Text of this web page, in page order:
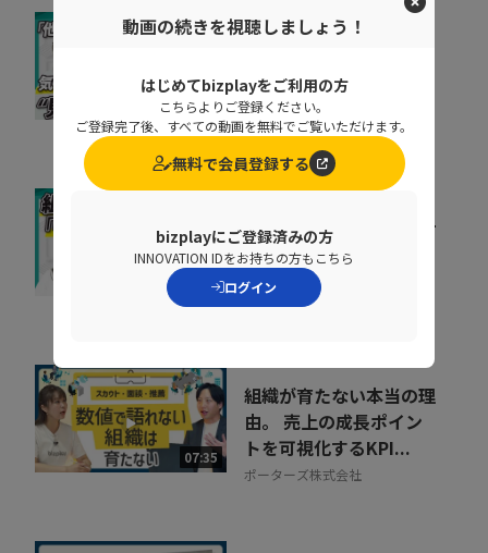
07:20
取りこぼしはなぜ起き
防ぐ営業の仕組み改革
株式会社シャノン
07:07
織をあげた「リスキリン
グ」のヒントとは
株式会社ベネッセコーポレーシ
07:35
組織が育たない本当の理
由。 売上の成長ポイン
トを可視化するKPI...
ポーターズ株式会社
動画の続きを視聴しましょう！
はじめてbizplayをご利用の方
こちらよりご登録ください。
ご登録完了後、すべての動画を無料でご覧いただけます。
無料で会員登録する
bizplayにご登録済みの方
INNOVATION IDをお持ちの方もこちら
ログイン